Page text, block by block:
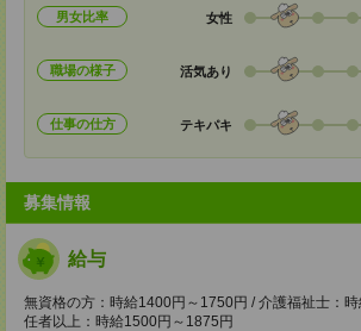
男女比率 女性
職場の様子 活気あり
仕事の仕方 テキパキ
募集情報
給与
無資格の方：時給1400円～1750円 / 介護福祉士：
任者以上：時給1500円～1875円